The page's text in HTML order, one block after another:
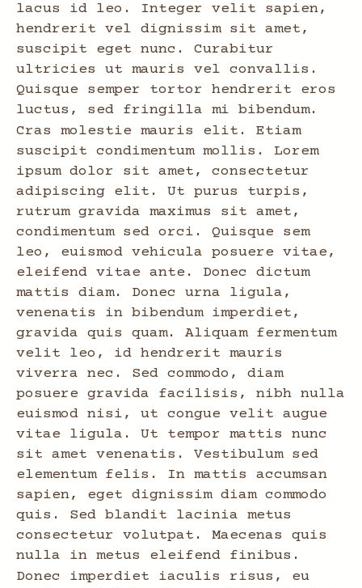
lacus id leo. Integer velit sapien,
hendrerit vel dignissim sit amet,
suscipit eget nunc. Curabitur
ultricies ut mauris vel convallis.
Quisque semper tortor hendrerit eros
luctus, sed fringilla mi bibendum.
Cras molestie mauris elit. Etiam
suscipit condimentum mollis. Lorem
ipsum dolor sit amet, consectetur
adipiscing elit. Ut purus turpis,
rutrum gravida maximus sit amet,
condimentum sed orci. Quisque sem
leo, euismod vehicula posuere vitae,
eleifend vitae ante. Donec dictum
mattis diam. Donec urna ligula,
venenatis in bibendum imperdiet,
gravida quis quam. Aliquam fermentum
velit leo, id hendrerit mauris
viverra nec. Sed commodo, diam
posuere gravida facilisis, nibh nulla
euismod nisi, ut congue velit augue
vitae ligula. Ut tempor mattis nunc
sit amet venenatis. Vestibulum sed
elementum felis. In mattis accumsan
sapien, eget dignissim diam commodo
quis. Sed blandit lacinia metus
consectetur volutpat. Maecenas quis
nulla in metus eleifend finibus.
Donec imperdiet iaculis risus, eu